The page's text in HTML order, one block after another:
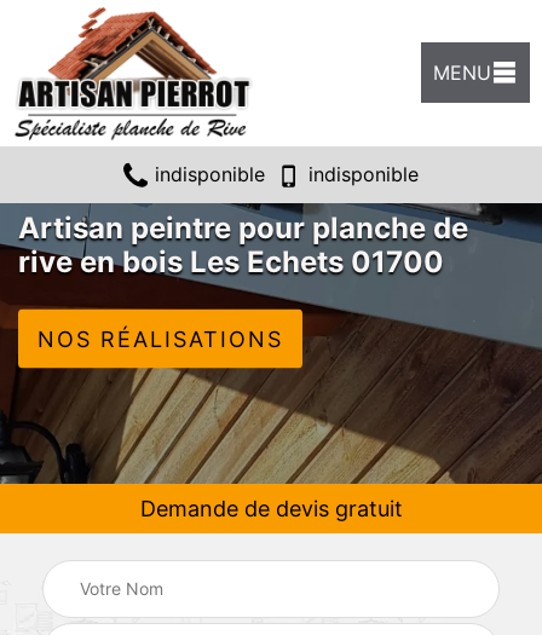
MENU
indisponible indisponible
Artisan peintre pour planche de
rive en bois Les Echets 01700
NOS RÉALISATIONS
Demande de devis gratuit